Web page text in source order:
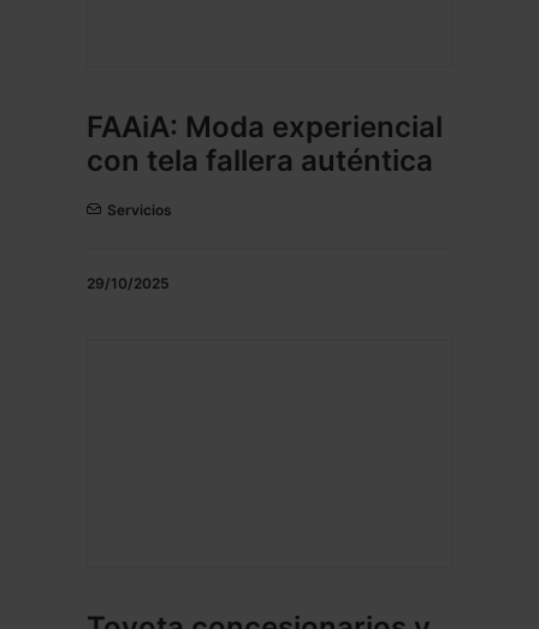
FAAiA: Moda experiencial
con tela fallera auténtica
Servicios
29/10/2025